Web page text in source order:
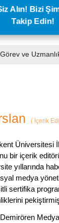
Alın! Bizi
Takip Edin!
Görev ve
( İçerik
Üniversitesi
bir içerik
yıllarında
medya
sertifika